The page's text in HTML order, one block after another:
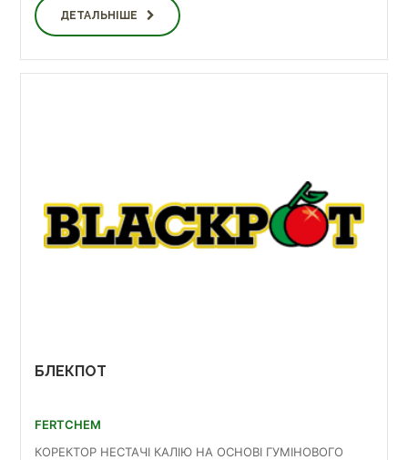
ДЕТАЛЬНІШЕ
БЛЕКПОТ
FERTCHEM
КОРЕКТОР НЕСТАЧІ КАЛІЮ НА ОСНОВІ ГУМІНОВОГО